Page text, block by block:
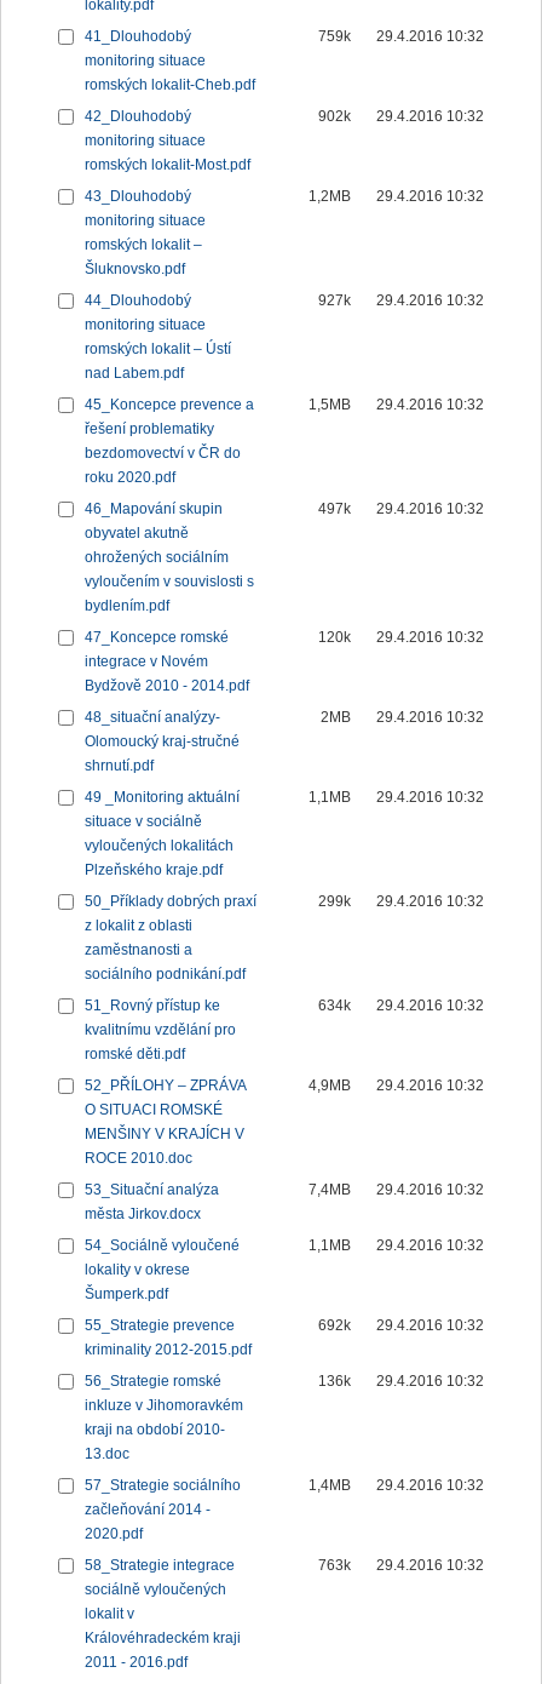
lokality.pdf
41_Dlouhodobý
monitoring situace
romských lokalit-Cheb.pdf
759k 29.4.2016 10:32
42_Dlouhodobý
monitoring situace
romských lokalit-Most.pdf
902k 29.4.2016 10:32
43_Dlouhodobý
monitoring situace
romských lokalit –
Šluknovsko.pdf
1,2MB 29.4.2016 10:32
44_Dlouhodobý
monitoring situace
romských lokalit – Ústí
nad Labem.pdf
927k 29.4.2016 10:32
45_Koncepce prevence a
řešení problematiky
bezdomovectví v ČR do
roku 2020.pdf
1,5MB 29.4.2016 10:32
46_Mapování skupin
obyvatel akutně
ohrožených sociálním
vyloučením v souvislosti s
bydlením.pdf
497k 29.4.2016 10:32
47_Koncepce romské
integrace v Novém
Bydžově 2010 - 2014.pdf
120k 29.4.2016 10:32
48_situační analýzy-
Olomoucký kraj-stručné
shrnutí.pdf
2MB 29.4.2016 10:32
49 _Monitoring aktuální
situace v sociálně
vyloučených lokalitách
Plzeňského kraje.pdf
1,1MB 29.4.2016 10:32
50_Příklady dobrých praxí
z lokalit z oblasti
zaměstnanosti a
sociálního podnikání.pdf
299k 29.4.2016 10:32
51_Rovný přístup ke
kvalitnímu vzdělání pro
romské děti.pdf
634k 29.4.2016 10:32
52_PŘÍLOHY – ZPRÁVA
O SITUACI ROMSKÉ
MENŠINY V KRAJÍCH V
ROCE 2010.doc
4,9MB 29.4.2016 10:32
53_Situační analýza
města Jirkov.docx
7,4MB 29.4.2016 10:32
54_Sociálně vyloučené
lokality v okrese
Šumperk.pdf
1,1MB 29.4.2016 10:32
55_Strategie prevence
kriminality 2012-2015.pdf
692k 29.4.2016 10:32
56_Strategie romské
inkluze v Jihomoravkém
kraji na období 2010-
13.doc
136k 29.4.2016 10:32
57_Strategie sociálního
začleňování 2014 -
2020.pdf
1,4MB 29.4.2016 10:32
58_Strategie integrace
sociálně vyloučených
lokalit v
Královéhradeckém kraji
2011 - 2016.pdf
763k 29.4.2016 10:32